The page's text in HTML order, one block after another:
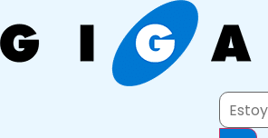
al
contenido
Search